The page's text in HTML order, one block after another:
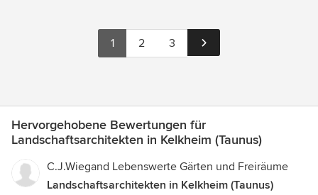
1 2 3
Hervorgehobene Bewertungen für
Landschaftsarchitekten in Kelkheim (Taunus)
C.J.Wiegand Lebenswerte Gärten und Freiräume
Landschaftsarchitekten in Kelkheim (Taunus)